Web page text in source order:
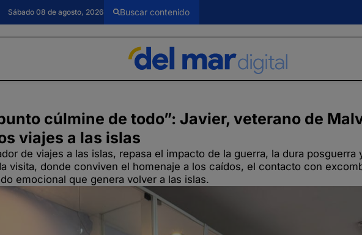
Sábado 08 de agosto, 2026
cúlmine de todo”: Javier, veterano de
viajes a las islas
de viajes a las islas, repasa el impacto de la guerra, la dura posguerra
visita, donde conviven el homenaje a los caídos, el contacto con
emocional que genera volver a las islas.